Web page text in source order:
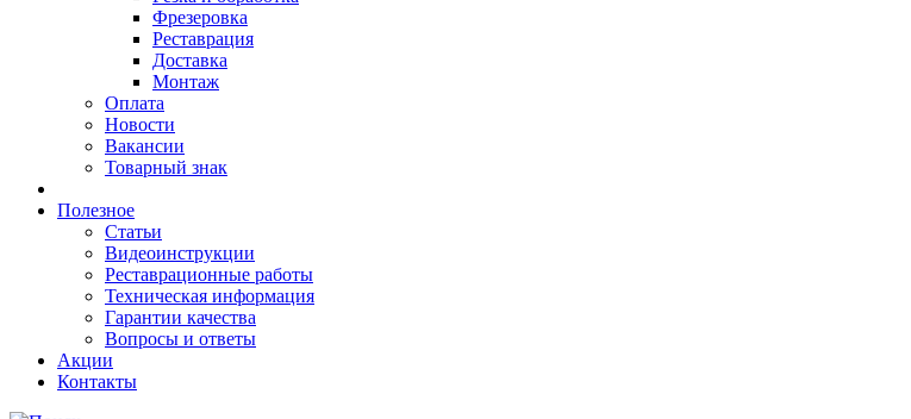
Фрезеровка
Реставрация
Доставка
Монтаж
Оплата
Новости
Вакансии
Товарный знак
Полезное
Статьи
Видеоинструкции
Реставрационные работы
Техническая информация
Гарантии качества
Вопросы и ответы
Акции
Контакты